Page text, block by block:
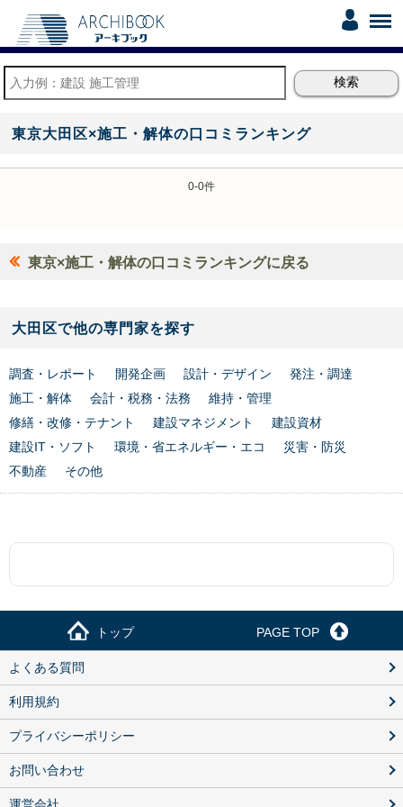
東京大田区×施工・解体の口コミランキング
0-0件
東京×施工・解体の口コミランキングに戻る
大田区で他の専門家を探す
調査・レポート 開発企画 設計・デザイン
発注・調達
施工・解体
会計・税務・法務
維持・管理
修繕・改修・テナント
建設マネジメント
建設資材
建設IT・ソフト
環境・省エネルギー・エコ
災害・防災
不動産
その他
トップ PAGE TOP
よくある質問
利用規約
プライバシーポリシー
お問い合わせ
運営会社